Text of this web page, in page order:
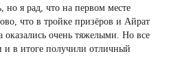
но я рад, что на первом месте
что в тройке призёров и Айрат
очень тяжелыми. Но все
и в итоге получили отличный